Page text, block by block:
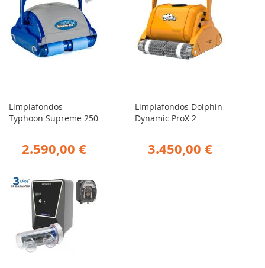
Limpiafondos
Typhoon Supreme 250
2.590,00 €
Limpiafondos Dolphin
Dynamic ProX 2
3.450,00 €